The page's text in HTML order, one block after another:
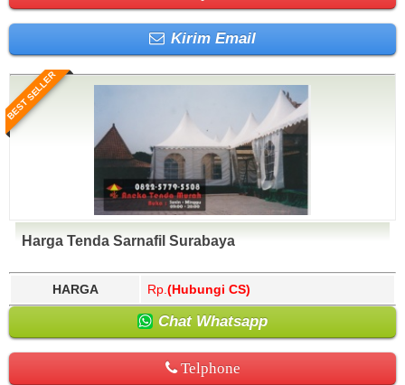
Kirim Email
BEST SELLER
Harga Tenda Sarnafil Surabaya
HARGA Rp. (Hubungi CS)
Chat Whatsapp
Telphone